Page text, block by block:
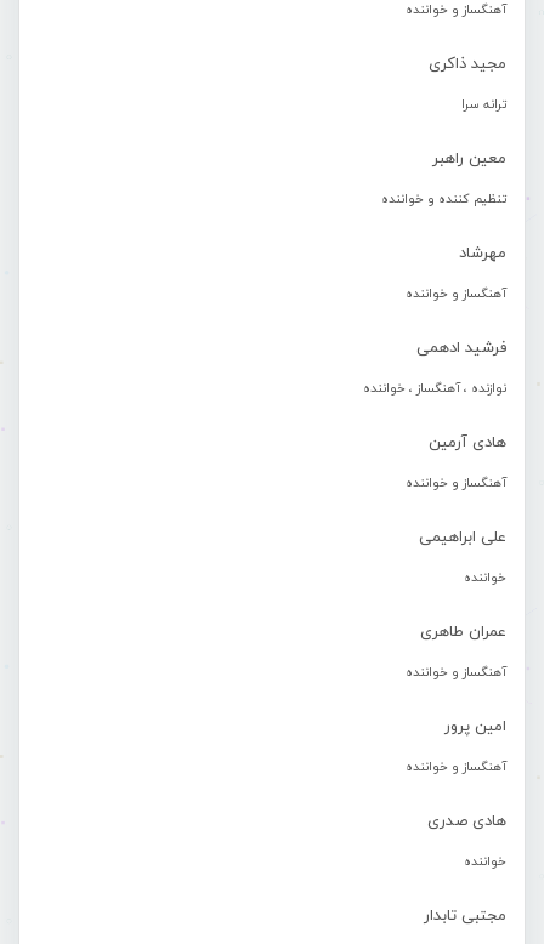
آهنگساز و خواننده
مجید ذاکری
ترانه سرا
معین راهبر
تنظیم کننده و خواننده
مهرشاد
آهنگساز و خواننده
فرشید ادهمی
نوازنده ، آهنگساز ، خواننده
هادی آرمین
آهنگساز و خواننده
علی ابراهیمی
خواننده
عمران طاهری
آهنگساز و خواننده
امین پرور
آهنگساز و خواننده
هادی صدری
خواننده
مجتبی تابدار